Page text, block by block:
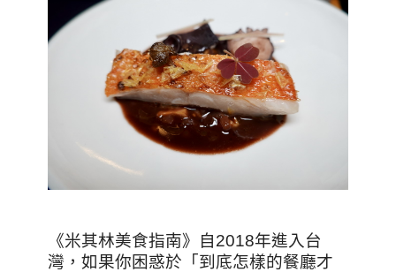
《米其林美食指南》自2018年進入台
灣，如果你困惑於「到底怎樣的餐廳才